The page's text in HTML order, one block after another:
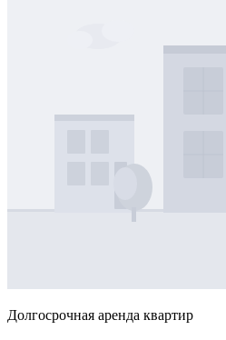
Долгосрочная аренда квартир